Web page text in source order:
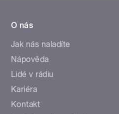
O nás
Jak nás naladíte
Nápověda
Lidé v rádiu
Kariéra
Kontakt